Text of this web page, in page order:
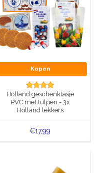
Kopen
Holland geschenktasje
PVC met tulpen - 3x
Holland lekkers
€17,99